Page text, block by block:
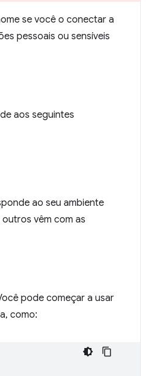
se você o conectar a
pessoais ou sensíveis
aos seguintes
ao seu ambiente
vêm com as
pode começar a usar
como: